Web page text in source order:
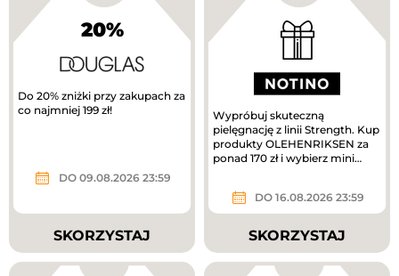
20%
Do 20% zniżki przy zakupach za
co najmniej 199 zł!
DO 09.08.2026 23:59
SKORZYSTAJ
Wypróbuj skuteczną
pielęgnację z linii Strength. Kup
produkty OLEHENRIKSEN za
ponad 170 zł i wybierz mini
DO 16.08.2026 23:59
SKORZYSTAJ